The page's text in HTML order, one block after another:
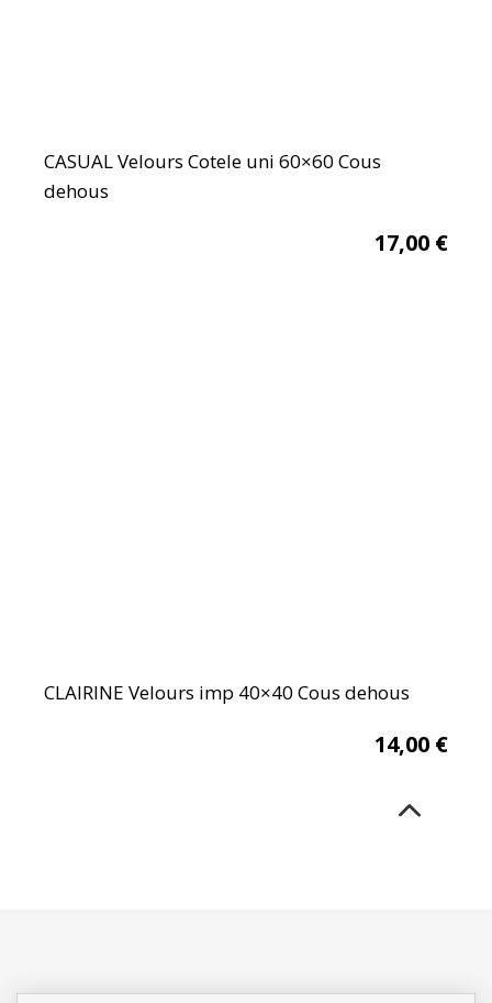
CASUAL Velours Cotele uni 60×60 Cous
dehous
17,00 €
CLAIRINE Velours imp 40×40 Cous dehous
14,00 €